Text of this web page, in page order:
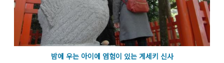
밤에 우는 아이에 염험이 있는 게세키 신사